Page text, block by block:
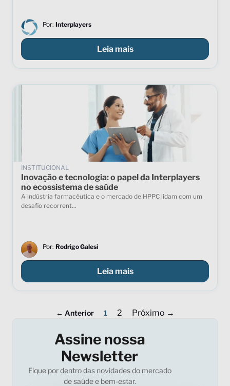
Por: Interplayers
Leia mais
INSTITUCIONAL
Inovação e tecnologia: o papel da Interplayers
no ecossistema de saúde
A indústria farmacêutica e o mercado de HPPC lidam com um
desafio recorrent...
Por: Rodrigo Galesi
Leia mais
← Anterior 1 2 Próximo →
Assine nossa
Newsletter
Fique por dentro das novidades do mercado
de saúde e bem-estar.